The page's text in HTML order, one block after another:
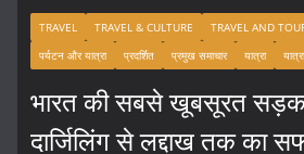
TRAVEL TRAVEL & CULTURE TRAVEL AND
पर्यटन और यात्रा
प्रदर्शित प्रमुख समाचार यात्रा
भारत की सबसे खूबसूरत सड़क
दार्जिलिंग से लद्दाख तक का